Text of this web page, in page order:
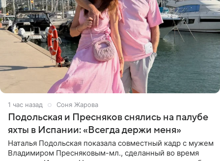
1 час назад Соня Жарова
Подольская и Пресняков снялись на палубе
яхты в Испании: «Всегда держи меня»
Наталья Подольская показала совместный кадр с мужем
Владимиром Пресняковым-мл., сделанный во время